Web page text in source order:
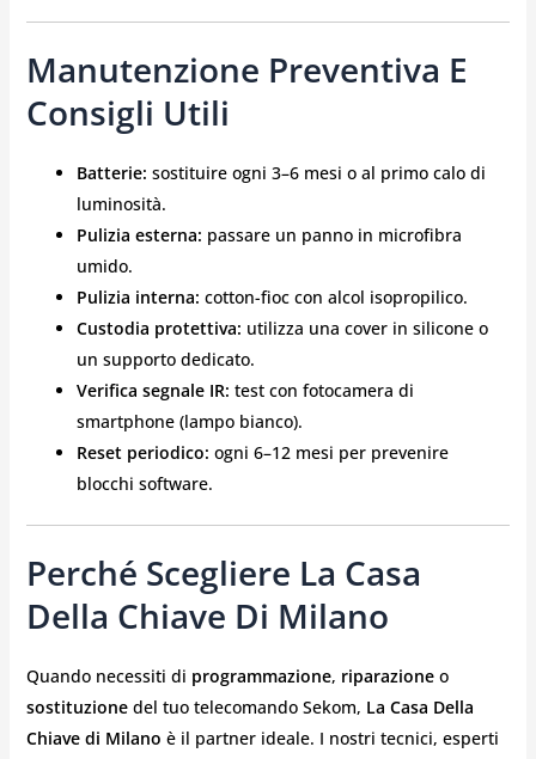
Manutenzione Preventiva E
Consigli Utili
Batterie: sostituire ogni 3–6 mesi o al primo calo di
luminosità.
Pulizia esterna: passare un panno in microfibra
umido.
Pulizia interna: cotton-fioc con alcol isopropilico.
Custodia protettiva: utilizza una cover in silicone o
un supporto dedicato.
Verifica segnale IR: test con fotocamera di
smartphone (lampo bianco).
Reset periodico: ogni 6–12 mesi per prevenire
blocchi software.
Perché Scegliere La Casa
Della Chiave Di Milano
Quando necessiti di programmazione, riparazioneo
sostituzionedel tuo telecomando Sekom, La Casa Della
Chiave di Milano è il partner ideale. I nostri tecnici, esperti